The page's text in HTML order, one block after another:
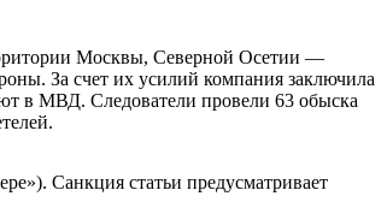
Москвы, Северной Осетии —
За счет их усилий компания заключила
в МВД. Следователи провели 63 обыска
Санкция статьи предусматривает